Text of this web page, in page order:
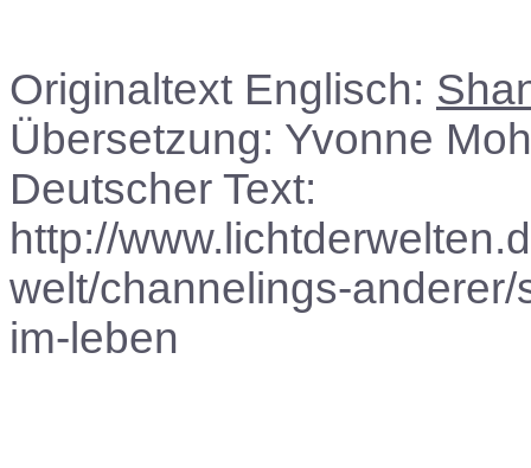
Originaltext Englisch:
Übersetzung: Yvonne
Deutscher Text:
http://
welt/channelings-
im-leben